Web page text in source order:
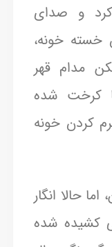
و صدای
خونه،
مدام قهر
کرخت شده
کردن خونه
حالا انگار
کشیده شده